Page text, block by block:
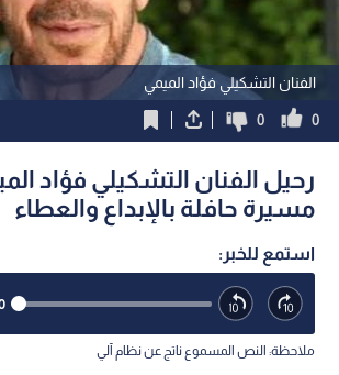
الفنان التشكيلي فؤاد الميمي
0
0
رحيل الفنان التشكيلي فؤاد
مسيرة حافلة بالإبداع والعطاء
استمع للخبر:
ملاحظة: النص المسموع ناتج عن نظام آلي